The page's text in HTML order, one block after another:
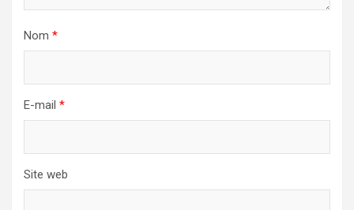
Nom *
E-mail *
Site web